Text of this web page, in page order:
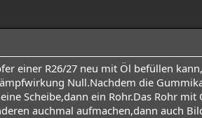
einer R26/27 neu mit Öl befüllen
Null.Nachdem die
Scheibe,dann ein Rohr.Das Rohr
auchmal aufmachen,dann auch